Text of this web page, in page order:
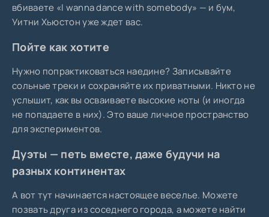
вбиваете «I wanna dance with somebody» — и бум,
Уитни Хьюстон уже ждет вас.
Пойте как хотите
Нужно попрактиковаться наедине? Записывайте
сольные треки и сохраняйте их приватными. Никто не
услышит, как вы осваиваете высокие ноты (и иногда
не попадаете в них). Это ваше личное пространство
для экспериментов.
Дуэты — петь вместе, даже будучи на
разных континентах
А вот тут начинается настоящее веселье. Можете
позвать друга из соседнего города, а можете найти